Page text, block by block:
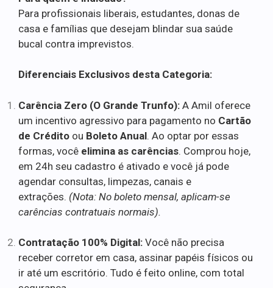
Para profissionais liberais, estudantes, donas de
casa e famílias que desejam blindar sua saúde
bucal contra imprevistos.
Diferenciais Exclusivos desta Categoria:
Carência Zero (O Grande Trunfo): A Amil oferece
um incentivo agressivo para pagamento no Cartão
de Crédito ou Boleto Anual. Ao optar por essas
formas, você elimina as carências. Comprou hoje,
em 24h seu cadastro é ativado e você já pode
agendar consultas, limpezas, canais e
extrações. (Nota: No boleto mensal, aplicam-se
carências contratuais normais).
Contratação 100% Digital: Você não precisa
receber corretor em casa, assinar papéis físicos ou
ir até um escritório. Tudo é feito online, com total